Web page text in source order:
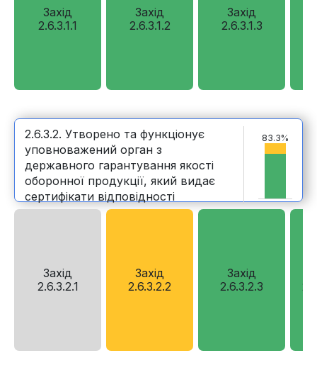
Захід
2.6.3.1.1
Захід
2.6.3.1.2
Захід
2.6.3.1.3
2.6.3.2. Утворено та функціонує
уповноважений орган з
державного гарантування якості
оборонної продукції, який видає
сертифікати відповідності
83.3%
Захід
2.6.3.2.1
Захід
2.6.3.2.2
Захід
2.6.3.2.3